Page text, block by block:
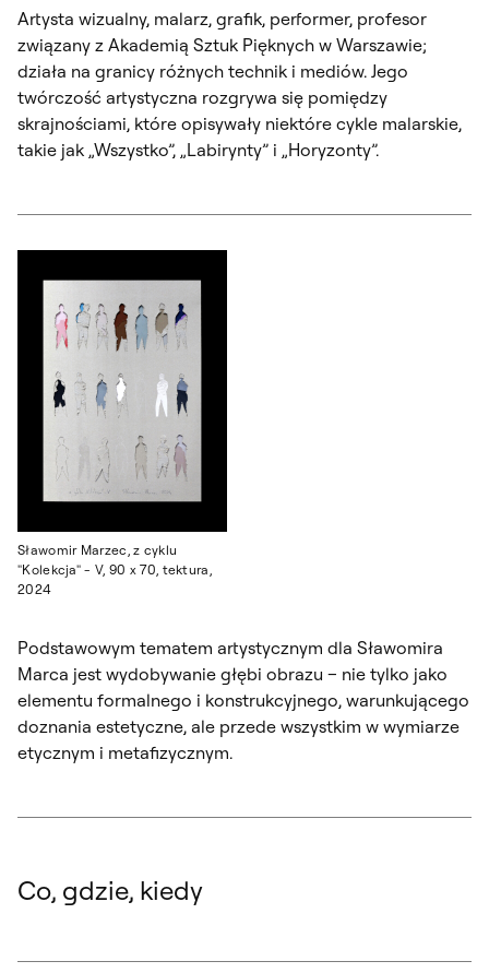
Artysta wizualny, malarz, grafik, performer, profesor
związany z Akademią Sztuk Pięknych w Warszawie;
działa na granicy różnych technik i mediów. Jego
twórczość artystyczna rozgrywa się pomiędzy
skrajnościami, które opisywały niektóre cykle malarskie,
takie jak „Wszystko”, „Labirynty” i „Horyzonty”.
Sławomir Marzec, z cyklu
"Kolekcja" - V, 90 x 70, tektura,
2024
Podstawowym tematem artystycznym dla Sławomira
Marca jest wydobywanie głębi obrazu – nie tylko jako
elementu formalnego i konstrukcyjnego, warunkującego
doznania estetyczne, ale przede wszystkim w wymiarze
etycznym i metafizycznym.
Co, gdzie, kiedy